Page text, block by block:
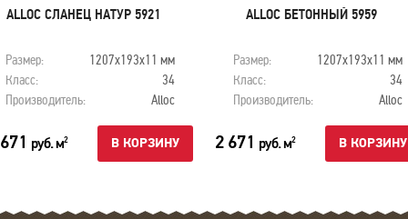
ALLOC СЛАНЕЦ НАТУР 5921
Размер:
1207х193х11 мм
Класс:
34
Производитель:
Alloc
руб. м2 В КОРЗИНУ
ALLOC БЕТОННЫЙ 5959
Размер:
1207х193х11 мм
Класс:
34
Производитель:
Alloc
2 671 руб. м2 В КОРЗИНУ